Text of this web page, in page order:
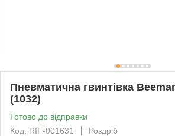
Пневматична гвинтівка
(1032)
Готово до відправки
Код: RIF-001631
Роздріб